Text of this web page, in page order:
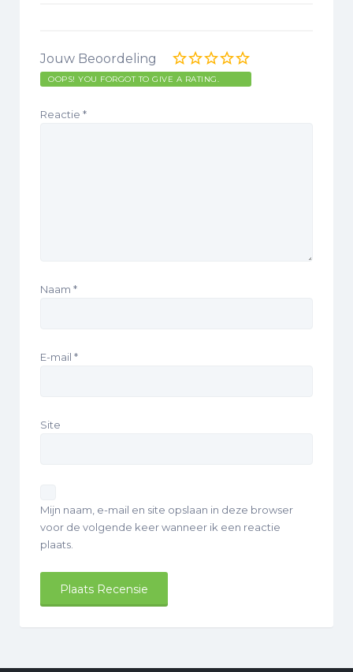
Jouw Beoordeling
OOPS! YOU FORGOT TO GIVE A RATING.
Reactie *
Naam *
E-mail *
Site
Mijn naam, e-mail en site opslaan in deze browser
voor de volgende keer wanneer ik een reactie
plaats.